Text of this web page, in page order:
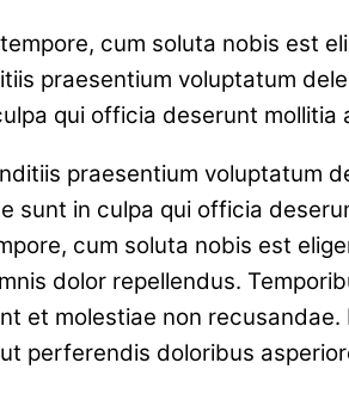
cum soluta nobis est
praesentium voluptatum
qui officia deserunt mollitia
praesentium voluptatum
in culpa qui officia
cum soluta nobis est
dolor repellendus.
et molestiae non
perferendis doloribus